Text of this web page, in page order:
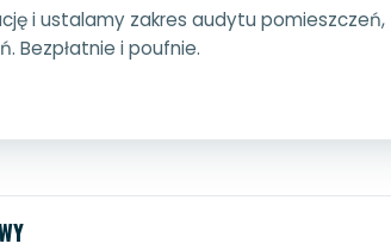
i ustalamy zakres audytu pomieszczeń,
Bezpłatnie i poufnie.